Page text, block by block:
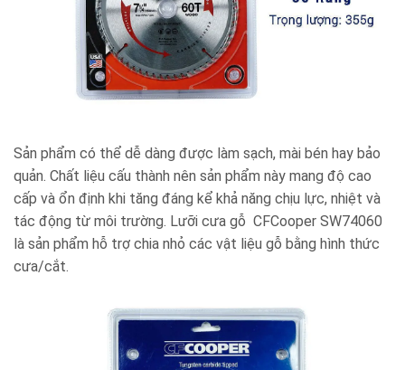
Sản phẩm có thể dễ dàng được làm sạch, mài bén hay bảo
quản. Chất liệu cấu thành nên sản phẩm này mang độ cao
cấp và ổn định khi tăng đáng kể khả năng chịu lực, nhiệt và
tác động từ môi trường. Lưỡi cưa gỗ CFCooper SW74060
là sản phẩm hỗ trợ chia nhỏ các vật liệu gỗ bằng hình thức
cưa/cắt.